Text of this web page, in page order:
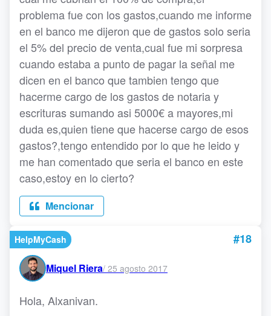
problema fue con los gastos,cuando me informe
en el banco me dijeron que de gastos solo seria
el 5% del precio de venta,cual fue mi sorpresa
cuando estaba a punto de pagar la señal me
dicen en el banco que tambien tengo que
hacerme cargo de los gastos de notaria y
escrituras sumando asi 5000€ a mayores,mi
duda es,quien tiene que hacerse cargo de esos
gastos?,tengo entendido por lo que he leido y
me han comentado que seria el banco en este
caso,estoy en lo cierto?
Mencionar
HelpMyCash #18
Miquel Riera/ 25 agosto 2017
Hola, Alxanivan.